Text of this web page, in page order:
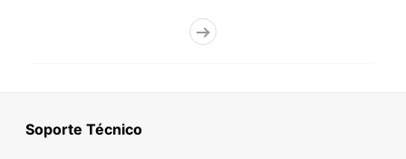
Soporte Técnico